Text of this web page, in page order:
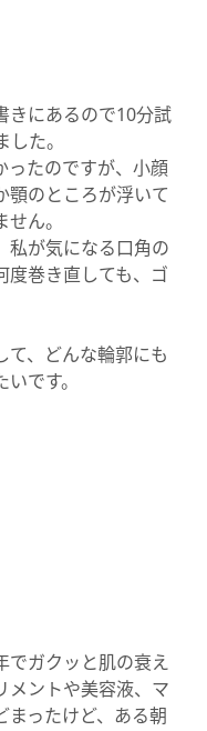
きにあるので10分試
た。
ったのですが、小顔
顎のところが浮いて
ん。
私が気になる口角の
度巻き直しても、ゴ
て、どんな輪郭にも
です。
ガクッと肌の衰え
メントや美容液、マ
まったけど、ある朝